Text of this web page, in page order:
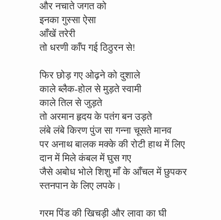
और नचाते जगत को
इनका गुस्सा ऐसा
आँखें तरेरी
तो धरणी काँप गई ठिठुरन से!
फिर छोड़ गए ओढ़ने को दुशाले
काले ब्लैक-होल से मुड़ते स्वामी
काले तिल से जुड़ते
तो अरमान हृदय के पतंग बन उड़ते
लंबे लंबे किरण पुंज सा गन्ना चूसते मानव
पर अनाथ बालक मक्के की रोटी हाथ में लिए
दान में मिले कंबल में घुस गए
जैसे अबोध भोले शिशु माँ के आँचल में छुपकर
स्तनपान के लिए लपके।
गरम पिंड की खिचड़ी और लावा का घी